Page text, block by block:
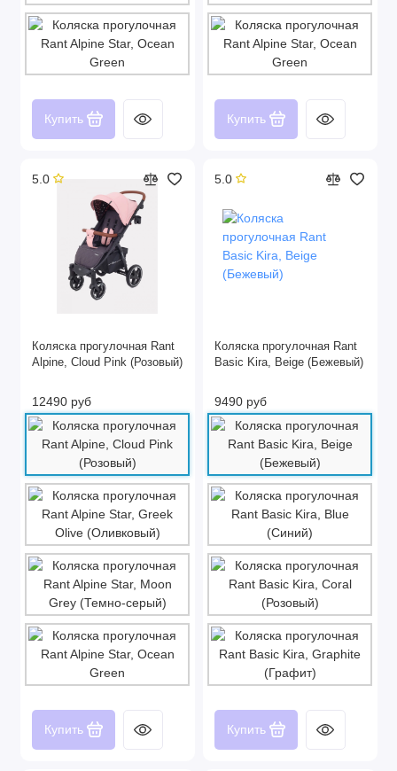
Купить Купить
5.0
Коляска прогулочная Rant
Alpine, Cloud Pink (Розовый)
12490 руб
Купить
5.0
Коляска прогулочная Rant
Basic Kira, Beige (Бежевый)
9490 руб
Купить